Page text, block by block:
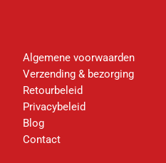
Algemene voorwaarden
Verzending & bezorging
Retourbeleid
Privacybeleid
Blog
Contact